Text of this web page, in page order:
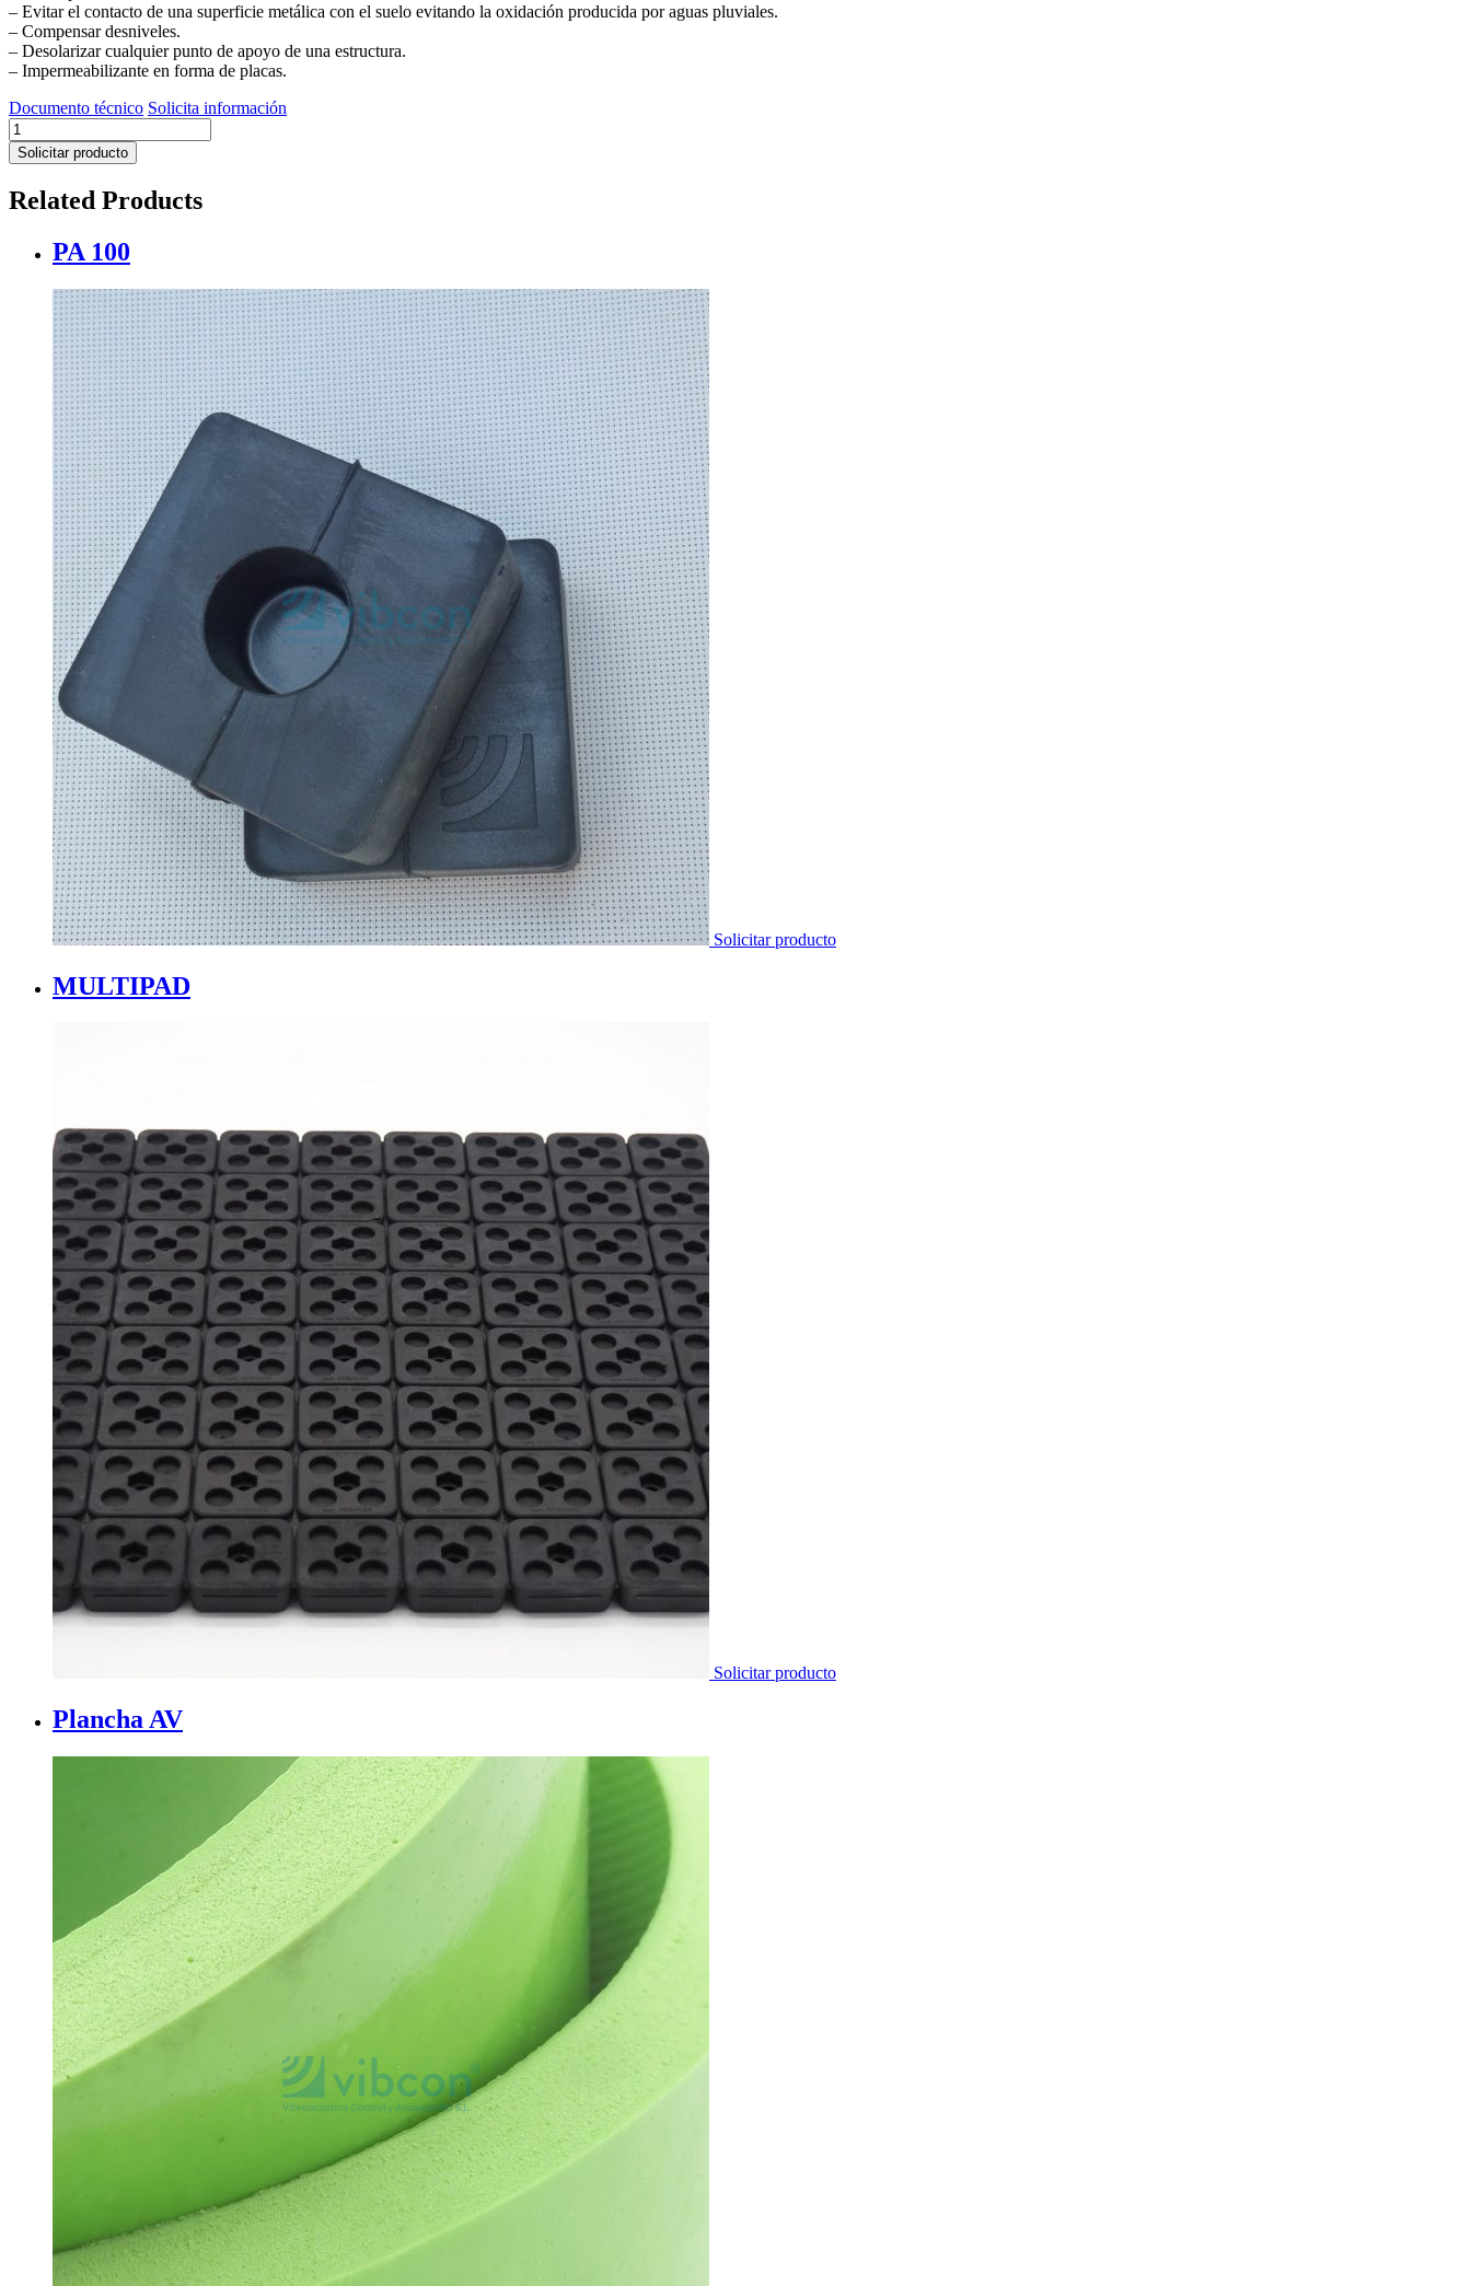
– Evitar el contacto de una superficie metálica con el suelo evitando la oxidación producida por aguas pluviales.
– Compensar desniveles.
– Desolarizar cualquier punto de apoyo de una estructura.
– Impermeabilizante en forma de placas.
Documento técnico Solicita información
GOMASOLA
cantidad
Solicitar producto
Related Products
PA 100
Solicitar producto
MULTIPAD
Solicitar producto
Plancha AV